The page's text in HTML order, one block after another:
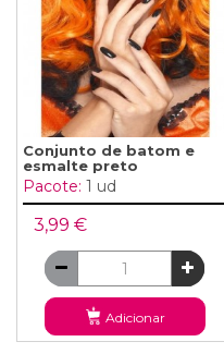
Conjunto de batom e
esmalte preto
Pacote: 1 ud
3,99 €
Adicionar